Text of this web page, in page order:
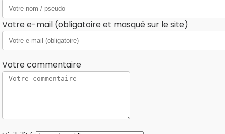
Votre e-mail (obligatoire et masqué sur le site)
Votre commentaire